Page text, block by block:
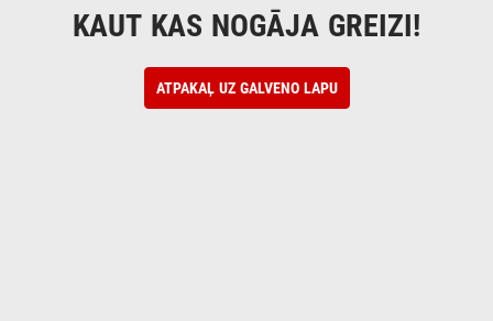
KAUT KAS NOGĀJA GREIZI!
ATPAKAĻ UZ GALVENO LAPU